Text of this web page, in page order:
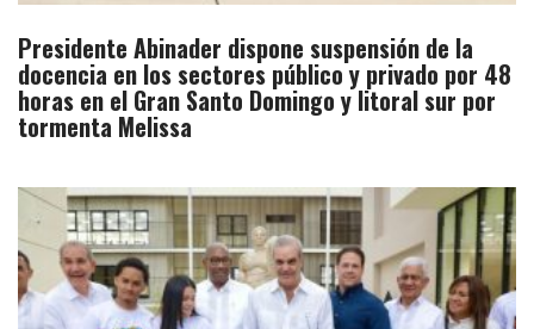
Presidente Abinader dispone suspensión de la
docencia en los sectores público y privado por 48
horas en el Gran Santo Domingo y litoral sur por
tormenta Melissa